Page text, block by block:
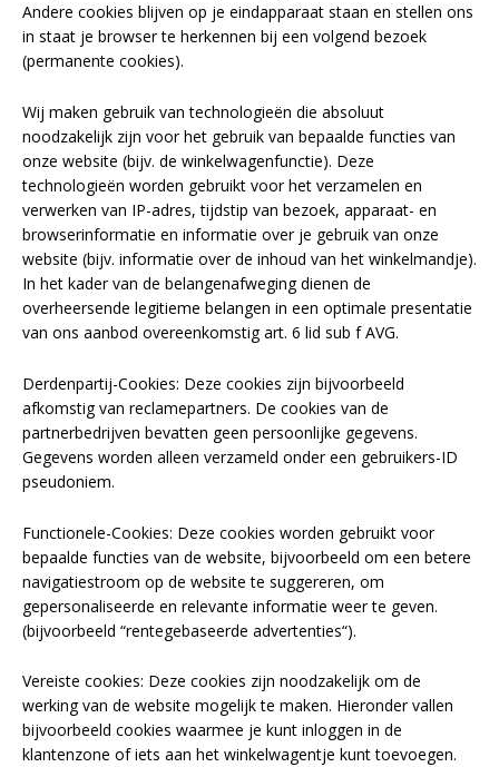
Andere cookies blijven op je eindapparaat staan en stellen ons
in staat je browser te herkennen bij een volgend bezoek
(permanente cookies).
Wij maken gebruik van technologieën die absoluut
noodzakelijk zijn voor het gebruik van bepaalde functies van
onze website (bijv. de winkelwagenfunctie). Deze
technologieën worden gebruikt voor het verzamelen en
verwerken van IP-adres, tijdstip van bezoek, apparaat- en
browserinformatie en informatie over je gebruik van onze
website (bijv. informatie over de inhoud van het winkelmandje).
In het kader van de belangenafweging dienen de
overheersende legitieme belangen in een optimale presentatie
van ons aanbod overeenkomstig art. 6 lid sub f AVG.
Derdenpartij-Cookies: Deze cookies zijn bijvoorbeeld
afkomstig van reclamepartners. De cookies van de
partnerbedrijven bevatten geen persoonlijke gegevens.
Gegevens worden alleen verzameld onder een gebruikers-ID
pseudoniem.
Functionele-Cookies: Deze cookies worden gebruikt voor
bepaalde functies van de website, bijvoorbeeld om een betere
navigatiestroom op de website te suggereren, om
gepersonaliseerde en relevante informatie weer te geven.
(bijvoorbeeld “rentegebaseerde advertenties“).
Vereiste cookies: Deze cookies zijn noodzakelijk om de
werking van de website mogelijk te maken. Hieronder vallen
bijvoorbeeld cookies waarmee je kunt inloggen in de
klantenzone of iets aan het winkelwagentje kunt toevoegen.
A
l
e
r
n
a
t
i
v
e
: